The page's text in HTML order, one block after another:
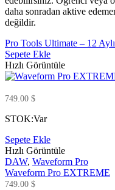
daha sonradan aktive
değildir.
Pro Tools Ultimate – 12
Sepete Ekle
Hızlı Görüntüle
749.00 $
STOK:Var
Sepete Ekle
Hızlı Görüntüle
DAW, Waveform Pro
Waveform Pro EXTREME
749.00 $